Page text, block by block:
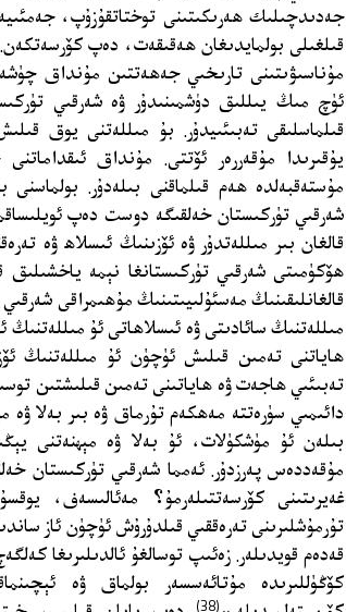
جەدىدچىلىك ھەرىكىتىنى توختاتقۇزۇپ،
قىلغىلى بولمايدىغان ھەقىقەت، دەپ
مۇناسىۋىتىنى تارىخىي جەھەتتىن مۇنداق
ئۈچ مىڭ يىللىق دۈشمىنىدۇر ۋە شەرقىي
قىلماسلىقى تەبىئىيدۇر. بۇ مىللەتنى يوق
يۇقىرىدا مۇقەررەر ئۆتتى. مۇنداق
مۇستەقبەلدە ھەم قىلماقنى بىلەدۇر.
شەرقىي تۈركىستان خەلقىگە دوست دەپ
قالغان بىر مىللەتدۇر ۋە ئۆزىنىڭ ئىسلاھ ۋە
ھۆكۈمىتى شەرقىي تۈركىستانغا نېمە ياخشىلىق
قالغانلىقىنىڭ مەسئۇلىيىتىنىڭ مۇھىمراقى
مىللەتنىڭ سائادىتى ۋە ئىسلاھاتى ئۇ
ھاياتنى تەمىن قىلىش ئۈچۈن ئۇ مىللەتنىڭ
تەبىئىي ھاجەت ۋە ھاياتىنى تەمىن قىلىشتىن
دائىمىي سۈرەتتە مەھكەم تۇرماق ۋە بىر بەلا
بىلەن ئۇ مۈشكۈلات، ئۇ بەلا ۋە مېھنەتنى
مۇقەددەس پەرزدۇر. ئەمما شەرقىي تۈركىستان
غەيرىتىنى كۆرسەتتىلەرمۇ؟ مەئالىسەف،
تۇرمۇشلىرىنى تەرەققىي قىلدۇرۇش ئۈچۈن ئاز
قەدەم قويدىلەر. زەئىپ توسالغۇ ئالدىلىرىغا
كۆڭۈللىرىدە مۇتائەسسەر بولماق ۋە
(38)